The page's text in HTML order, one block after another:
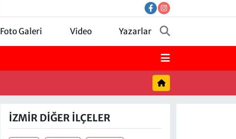
Foto Galeri Video Yazarlar
İZMIR DIĞER İLÇELER